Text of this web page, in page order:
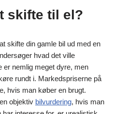
skifte til el?
skifte din gamle bil ud med en
hvad det ville
nemlig meget dyre, men
rundt i. Markedspriserne på
hvis man køber en brugt.
objektiv bilvurdering, hvis man